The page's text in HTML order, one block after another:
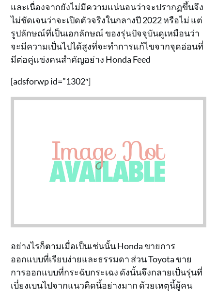
และเนื่องจากยังไม่มีความแน่นอนว่าจะปรากฏขึ้นจึง
ไม่ชัดเจนว่าจะเปิดตัวจริงในกลางปี ​​2022 หรือไม่ แต่
รูปลักษณ์ที่เป็นเอกลักษณ์ ของรุ่นปัจจุบันดูเหมือนว่า
จะมีความเป็นไปได้สูงที่จะทำการแก้ไขจากจุดอ่อนที่
มีต่อคู่แข่งคนสำคัญอย่าง Honda Feed
[adsforwp id=”1302″]
อย่างไรก็ตามเมื่อเป็นเช่นนั้น Honda ขายการ
ออกแบบที่เรียบง่ายและธรรมดา ส่วน Toyota ขาย
การออกแบบที่กระฉับกระเฉง ดังนั้นจึงกลายเป็นรุ่นที่
เบี่ยงเบนไปจากแนวคิดนี้อย่างมาก ด้วยเหตุนี้ผู้คน